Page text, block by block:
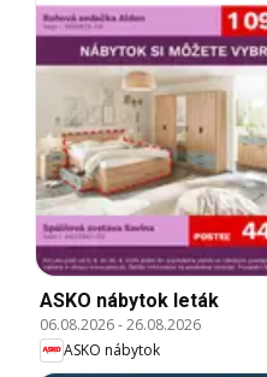
ASKO nábytok leták
06.08.2026-26.08.2026
ASKO nábytok